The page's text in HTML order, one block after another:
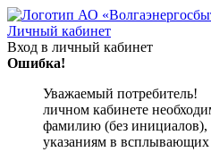
Личный кабинет
Вход в личный кабинет
Ошибка!
Уважаемый
личном кабинете
фамилию (без инициалов),
указаниям в